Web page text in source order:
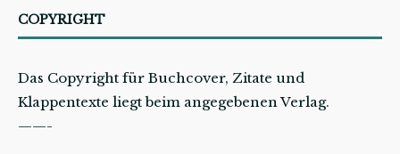
COPYRIGHT
Das Copyright für Buchcover, Zitate und
Klappentexte liegt beim angegebenen Verlag.
——-